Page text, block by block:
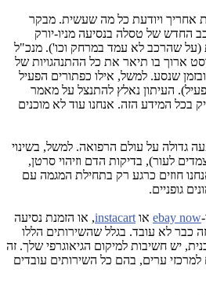
אחריך ויודעת כל מה שעשית. מבקר
החדש של טסלה בנסיעה מניו-יורק
(על שהרכב לא עמד במרחק וכו'). מנכ"ל
ארוך בו תיאר את כל ההתנהגויות של
שנסע. למשל, אילו כפתורים הפעיל
העיתון נאלץ להתנצל על מאמר
בכל המידע הזה. אנחנו עוד לא מוכנים
גדולה על עולם הרפואה. למשל, בשינוי
לעור), בדיקות הדם וזיהוי סרטן,
חוזים כרגע רק בתחילת המגמה עם
גופניים.
ebay now או instacart, או הזמנת נסיעה
כבר לא עובד. בגלל שהשירותים הללו
יש חשיבות למיקום הגיאוגרפי שלך. זה
למרכזי ערים, בהם כל השירותים עובדים